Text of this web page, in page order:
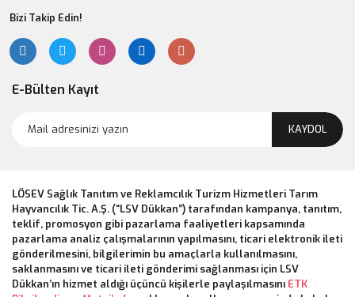
Bizi Takip Edin!
E-Bülten Kayıt
KAYDOL
LÖSEV Sağlık Tanıtım ve Reklamcılık Turizm Hizmetleri Tarım
Hayvancılık Tic. A.Ş. (“LSV Dükkan”) tarafından kampanya, tanıtım,
teklif, promosyon gibi pazarlama faaliyetleri kapsamında
pazarlama analiz çalışmalarının yapılmasını, ticari elektronik ileti
gönderilmesini, bilgilerimin bu amaçlarla kullanılmasını,
saklanmasını ve ticari ileti gönderimi sağlanması için LSV
Dükkan’ın hizmet aldığı üçüncü kişilerle paylaşılmasını ETK